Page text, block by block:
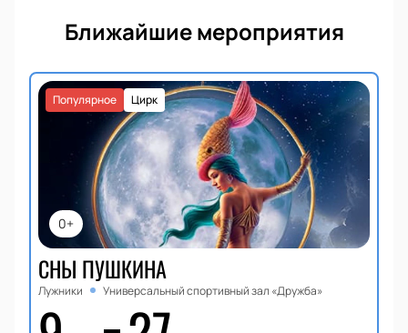
Ближайшие мероприятия
0+
Цирк
Популярное
СНЫ ПУШКИНА
Лужники Универсальный спортивный зал «Дружба»